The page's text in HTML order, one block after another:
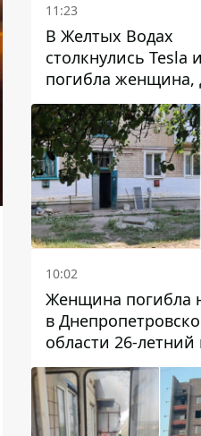
11:23
В Желтых Водах
столкнулись Tesla
погибла женщина,
человека
10:02
Женщина погибла
в
области 26-летний
избил трех
металлическим